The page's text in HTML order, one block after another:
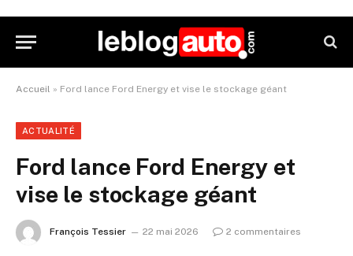
Accueil » Ford lance Ford Energy et vise le stockage géant
ACTUALITÉ
Ford lance Ford Energy et
vise le stockage géant
François Tessier 22 mai 2026 2 commentaires